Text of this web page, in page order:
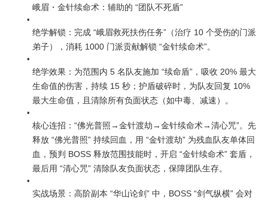
峨眉・金针续命术：辅助的 “团队不死盾”
绝学解锁：完成 “峨眉救死扶伤任务”（治疗 10 个受伤的门派
弟子），消耗 1000 门派贡献解锁 “金针续命术”。
绝学效果：为范围内 5 名队友施加 “续命盾”，吸收 20% 最大
生命值的伤害，持续 15 秒；护盾破碎时，为队友回复 10%
最大生命值，且清除所有负面状态（如中毒、减速）。
核心连招：“佛光普照→金针渡劫→金针续命术→清心咒”。先
释放 “佛光普照” 持续回血，用 “金针渡劫” 为残血队友单体回
血，预判 BOSS 释放范围技能时，开启 “金针续命术” 套盾，
最后用 “清心咒” 清除队友负面状态，保障团队生存。
实战场景：高阶副本 “华山论剑” 中，BOSS “剑气纵横” 会对